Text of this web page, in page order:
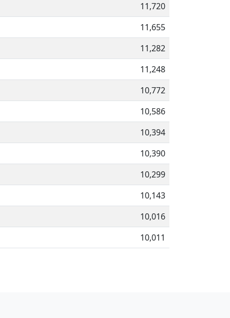
11,720
11,655
11,282
11,248
10,772
10,586
10,394
10,390
10,299
10,143
10,016
10,011